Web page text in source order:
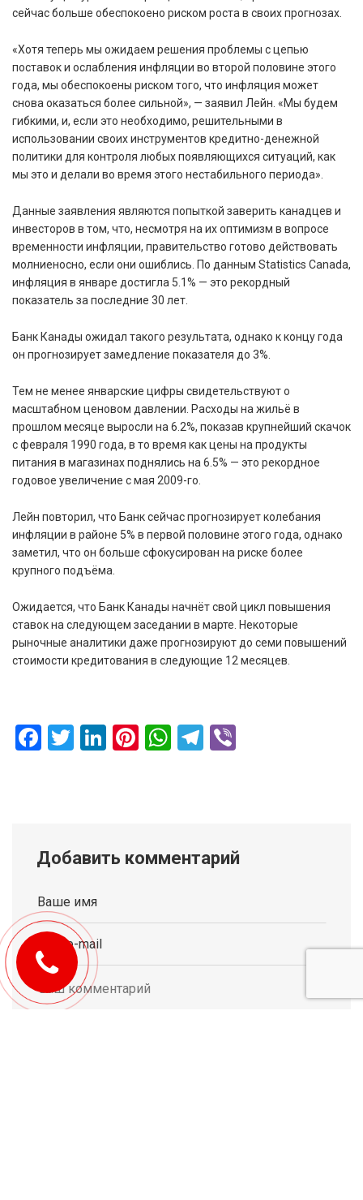
сейчас больше обеспокоено риском роста в своих прогнозах.
«Хотя теперь мы ожидаем решения проблемы с цепью
поставок и ослабления инфляции во второй половине этого
года, мы обеспокоены риском того, что инфляция может
снова оказаться более сильной», — заявил Лейн. «Мы будем
гибкими, и, если это необходимо, решительными в
использовании своих инструментов кредитно-денежной
политики для контроля любых появляющихся ситуаций, как
мы это и делали во время этого нестабильного периода».
Данные заявления являются попыткой заверить канадцев и
инвесторов в том, что, несмотря на их оптимизм в вопросе
временности инфляции, правительство готово действовать
молниеносно, если они ошиблись. По данным Statistics Canada,
инфляция в январе достигла 5.1% — это рекордный
показатель за последние 30 лет.
Банк Канады ожидал такого результата, однако к концу года
он прогнозирует замедление показателя до 3%.
Тем не менее январские цифры свидетельствуют о
масштабном ценовом давлении. Расходы на жильё в
прошлом месяце выросли на 6.2%, показав крупнейший скачок
с февраля 1990 года, в то время как цены на продукты
питания в магазинах поднялись на 6.5% — это рекордное
годовое увеличение с мая 2009-го.
Лейн повторил, что Банк сейчас прогнозирует колебания
инфляции в районе 5% в первой половине этого года, однако
заметил, что он больше сфокусирован на риске более
крупного подъёма.
Ожидается, что Банк Канады начнёт свой цикл повышения
ставок на следующем заседании в марте. Некоторые
рыночные аналитики даже прогнозируют до семи повышений
стоимости кредитования в следующие 12 месяцев.
Facebook
Twitter
LinkedIn
Pinterest
WhatsApp
Telegram
Добавить комментарий